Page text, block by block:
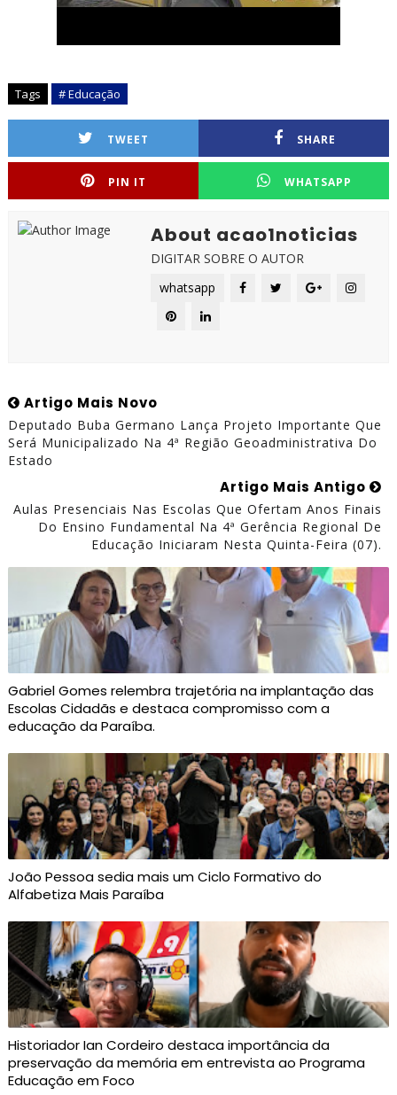
Tags # Educação
TWEET SHARE
PIN IT WHATSAPP
About acao1noticias
DIGITAR SOBRE O AUTOR
whatsapp
Artigo Mais Novo
Deputado Buba Germano Lança Projeto Importante Que
Será Municipalizado Na 4ª Região Geoadministrativa Do
Estado
Artigo Mais Antigo
Aulas Presenciais Nas Escolas Que Ofertam Anos Finais
Do Ensino Fundamental Na 4ª Gerência Regional De
Educação Iniciaram Nesta Quinta-Feira (07).
Gabriel Gomes relembra trajetória na implantação das
Escolas Cidadãs e destaca compromisso com a
educação da Paraíba.
João Pessoa sedia mais um Ciclo Formativo do
Alfabetiza Mais Paraíba
Historiador Ian Cordeiro destaca importância da
preservação da memória em entrevista ao Programa
Educação em Foco